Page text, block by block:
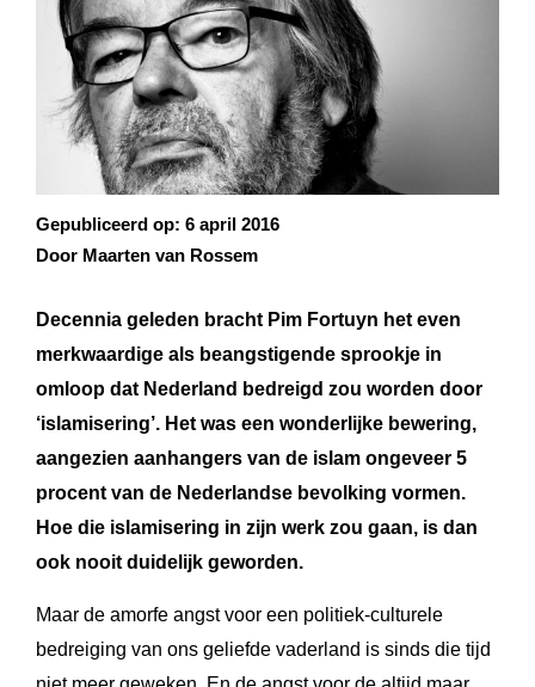
Gepubliceerd op: 6 april 2016
Door Maarten van Rossem
Decennia geleden bracht Pim Fortuyn het even
merkwaardige als beangstigende sprookje in
omloop dat Nederland bedreigd zou worden door
‘islamisering’. Het was een wonderlijke bewering,
aangezien aanhangers van de islam ongeveer 5
procent van de Nederlandse bevolking vormen.
Hoe die islamisering in zijn werk zou gaan, is dan
ook nooit duidelijk geworden.
Maar de amorfe angst voor een politiek-culturele
bedreiging van ons geliefde vaderland is sinds die tijd